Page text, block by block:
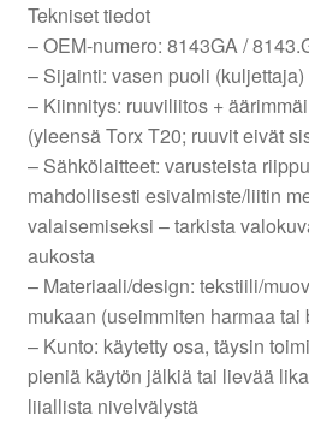
Tekniset tiedot
– OEM-numero: 8143GA /
– Sijainti: vasen puoli (kuljettaja)
– Kiinnitys: ruuviliitos +
(yleensä Torx T20; ruuvit eivät
– Sähkölaitteet: varusteista
mahdollisesti esivalmiste/liitin
valaisemiseksi – tarkista
aukosta
– Materiaali/design: tekstiili/
mukaan (useimmiten harmaa
– Kunto: käytetty osa, täysin
pieniä käytön jälkiä tai lievää
liiallista nivelvälystä